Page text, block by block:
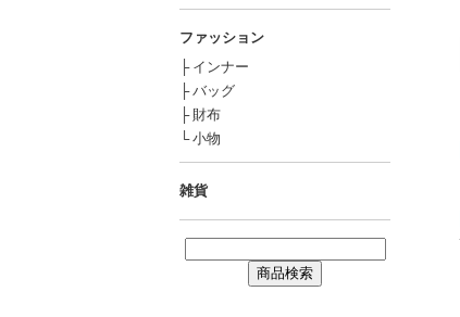
ファッション
├ インナー
├ バッグ
├ 財布
└ 小物
雑貨